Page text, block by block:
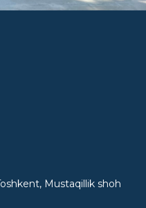
Mustaqillik shoh